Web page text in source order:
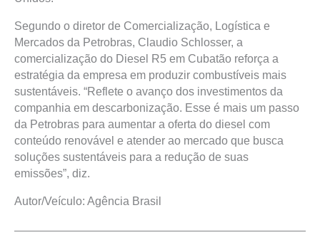
Segundo o diretor de Comercialização, Logística e
Mercados da Petrobras, Claudio Schlosser, a
comercialização do Diesel R5 em Cubatão reforça a
estratégia da empresa em produzir combustíveis mais
sustentáveis. “Reflete o avanço dos investimentos da
companhia em descarbonização. Esse é mais um passo
da Petrobras para aumentar a oferta do diesel com
conteúdo renovável e atender ao mercado que busca
soluções sustentáveis para a redução de suas
emissões”, diz.
Autor/Veículo: Agência Brasil